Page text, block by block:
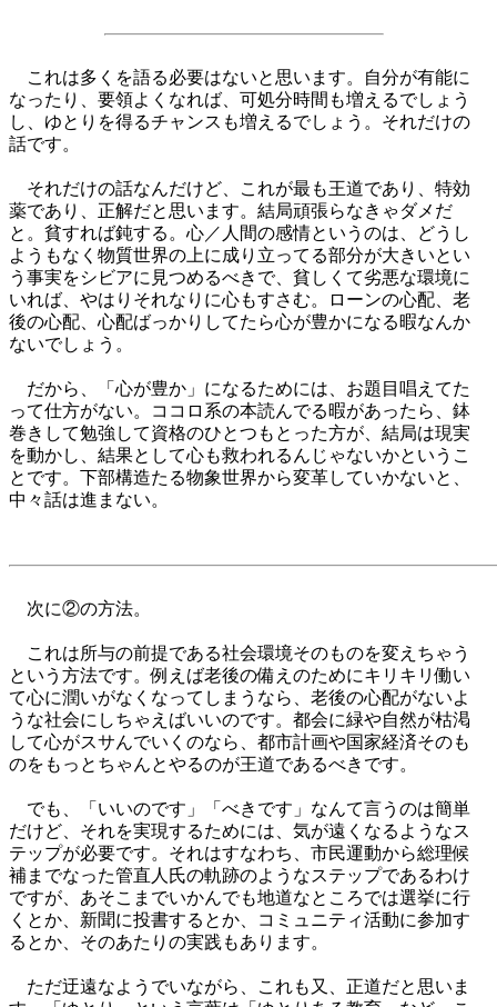
これは多くを語る必要はないと思います。自分が有能に
なったり、要領よくなれば、可処分時間も増えるでしょう
し、ゆとりを得るチャンスも増えるでしょう。それだけの
話です。
それだけの話なんだけど、これが最も王道であり、特効
薬であり、正解だと思います。結局頑張らなきゃダメだ
と。貧すれば鈍する。心／人間の感情というのは、どうし
ようもなく物質世界の上に成り立ってる部分が大きいとい
う事実をシビアに見つめるべきで、貧しくて劣悪な環境に
いれば、やはりそれなりに心もすさむ。ローンの心配、老
後の心配、心配ばっかりしてたら心が豊かになる暇なんか
ないでしょう。
だから、「心が豊か」になるためには、お題目唱えてた
って仕方がない。ココロ系の本読んでる暇があったら、鉢
巻きして勉強して資格のひとつもとった方が、結局は現実
を動かし、結果として心も救われるんじゃないかというこ
とです。下部構造たる物象世界から変革していかないと、
中々話は進まない。
次に②の方法。
これは所与の前提である社会環境そのものを変えちゃう
という方法です。例えば老後の備えのためにキリキリ働い
て心に潤いがなくなってしまうなら、老後の心配がないよ
うな社会にしちゃえばいいのです。都会に緑や自然が枯渇
して心がスサんでいくのなら、都市計画や国家経済そのも
のをもっとちゃんとやるのが王道であるべきです。
でも、「いいのです」「べきです」なんて言うのは簡単
だけど、それを実現するためには、気が遠くなるようなス
テップが必要です。それはすなわち、市民運動から総理候
補までなった管直人氏の軌跡のようなステップであるわけ
ですが、あそこまでいかんでも地道なところでは選挙に行
くとか、新聞に投書するとか、コミュニティ活動に参加す
るとか、そのあたりの実践もあります。
ただ迂遠なようでいながら、これも又、正道だと思いま